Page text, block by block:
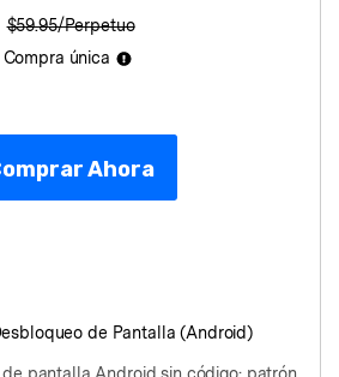
$59.95/Perpetuo
Compra única
Ahora
de Pantalla (Android)󠀲󠀩󠀤󠀦󠀠󠀠󠀤󠀦󠀳